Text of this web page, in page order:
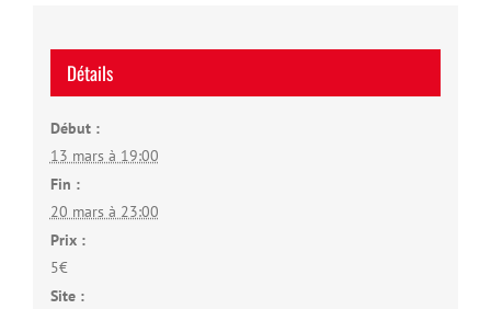
Détails
Début :
13 mars à 19:00
Fin :
20 mars à 23:00
Prix :
5€
Site :